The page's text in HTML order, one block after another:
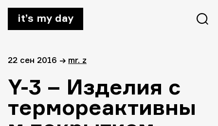
it’s my day
22 сен 2016 → mr. z
Y-3 – Изделия с
термореактивны